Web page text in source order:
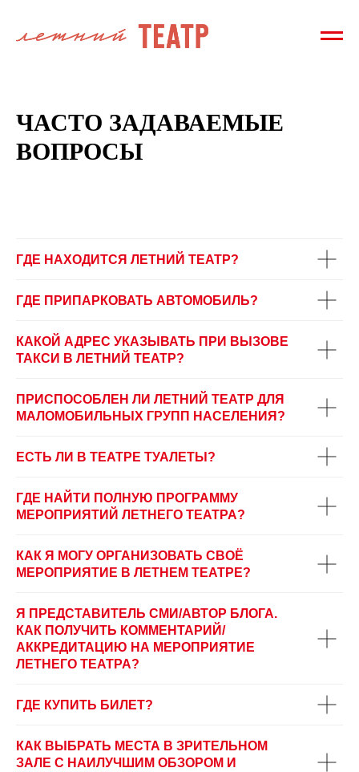
ЧАСТО ЗАДАВАЕМЫЕ
ВОПРОСЫ
ГДЕ НАХОДИТСЯ ЛЕТНИЙ ТЕАТР?
ГДЕ ПРИПАРКОВАТЬ АВТОМОБИЛЬ?
КАКОЙ АДРЕС УКАЗЫВАТЬ ПРИ ВЫЗОВЕ
ТАКСИ В ЛЕТНИЙ ТЕАТР?
ПРИСПОСОБЛЕН ЛИ ЛЕТНИЙ ТЕАТР ДЛЯ
МАЛОМОБИЛЬНЫХ ГРУПП НАСЕЛЕНИЯ?
ЕСТЬ ЛИ В ТЕАТРЕ ТУАЛЕТЫ?
ГДЕ НАЙТИ ПОЛНУЮ ПРОГРАММУ
МЕРОПРИЯТИЙ ЛЕТНЕГО ТЕАТРА?
КАК Я МОГУ ОРГАНИЗОВАТЬ СВОЁ
МЕРОПРИЯТИЕ В ЛЕТНЕМ ТЕАТРЕ?
Я ПРЕДСТАВИТЕЛЬ СМИ/АВТОР БЛОГА.
КАК ПОЛУЧИТЬ КОММЕНТАРИЙ/
АККРЕДИТАЦИЮ НА МЕРОПРИЯТИЕ
ЛЕТНЕГО ТЕАТРА?
ГДЕ КУПИТЬ БИЛЕТ?
КАК ВЫБРАТЬ МЕСТА В ЗРИТЕЛЬНОМ
ЗАЛЕ С НАИЛУЧШИМ ОБЗОРОМ И